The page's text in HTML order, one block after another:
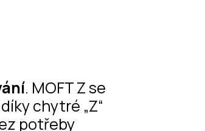
. MOFT Z se
díky chytré „Z“
potřeby